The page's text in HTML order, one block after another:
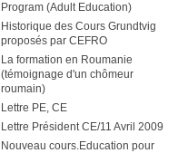
Program (Adult Education)
Historique des Cours Grundtvig
proposés par CEFRO
La formation en Roumanie
(témoignage d'un chômeur
roumain)
Lettre PE, CE
Lettre Président CE/11 Avril 2009
Nouveau cours.Education pour